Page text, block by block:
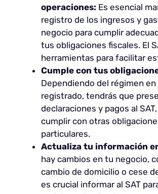
operaciones: Es esencial
registro de los ingresos y
negocio para cumplir
tus obligaciones fiscales. El
herramientas para facilitar
Cumple con tus
Dependiendo del régimen
registrado, tendrás que
declaraciones y pagos al
cumplir con otras
particulares.
Actualiza tu información
hay cambios en tu negocio,
cambio de domicilio o cese
es crucial informar al SAT